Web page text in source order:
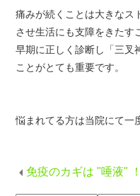
痛みが続くことは大きなス
させ生活にも支障をきたす
早期に正しく診断し「三叉
ことがとても重要です。
悩まれてる方は当院にて一
免疫のカギは "唾液" ！